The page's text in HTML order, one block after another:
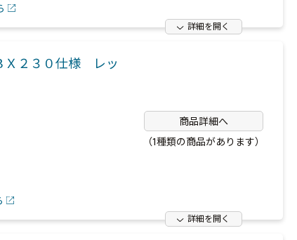
詳細を開く
２３０仕様 レッ
商品詳細へ
（1種類の商品があります）
詳細を開く